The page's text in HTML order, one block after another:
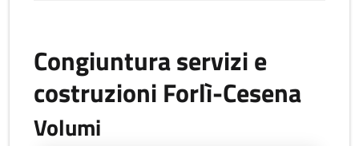
Congiuntura servizi e
costruzioni Forlì-Cesena
Volumi